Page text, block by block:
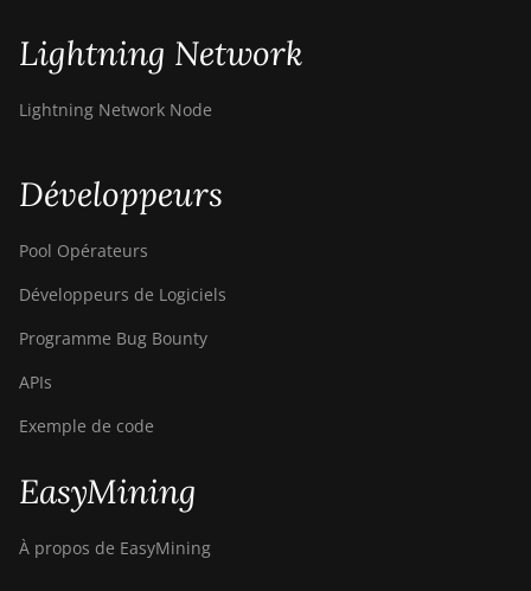
Lightning Network
Lightning Network Node
Développeurs
Pool Opérateurs
Développeurs de Logiciels
Programme Bug Bounty
APIs
Exemple de code
EasyMining
À propos de EasyMining